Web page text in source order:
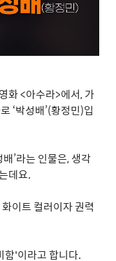
화 <아수라>에서, 가
‘박성배’(황정민)입
’라는 인물은, 생각
데요.
이트 컬러이자 권력
함'이라고 합니다.